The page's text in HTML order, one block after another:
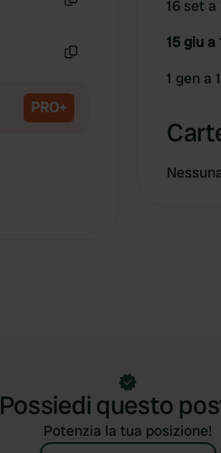
PRO+
16 set a
15 giu a
1 gen a
Possiedi questo
Potenzia la tua posizione!